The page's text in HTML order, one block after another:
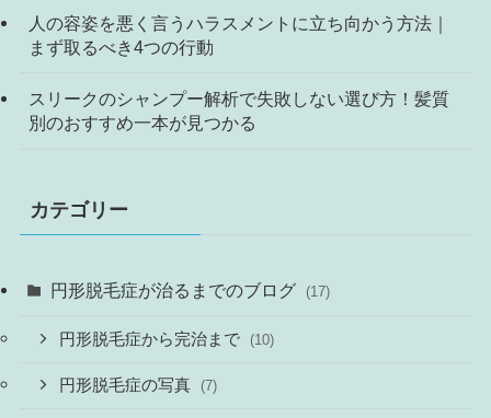
人の容姿を悪く言うハラスメントに立ち向かう方法｜
まず取るべき4つの行動
スリークのシャンプー解析で失敗しない選び方！髪質
別のおすすめ一本が見つかる
カテゴリー
円形脱毛症が治るまでのブログ (17)
円形脱毛症から完治まで (10)
円形脱毛症の写真 (7)